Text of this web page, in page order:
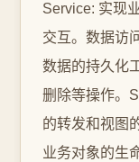
Service: 实现
交互。数据访
数据的持久化
删除等操作。
的转发和视图
业务对象的生